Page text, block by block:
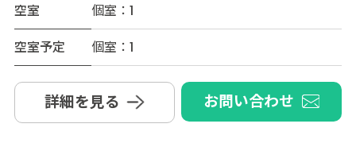
空室
個室：1
空室予定
個室：1
詳細を見る お問い合わせ